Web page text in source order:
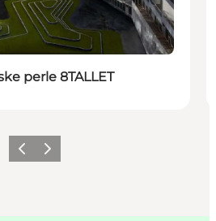
perle 8TALLET
ForrigeNeste